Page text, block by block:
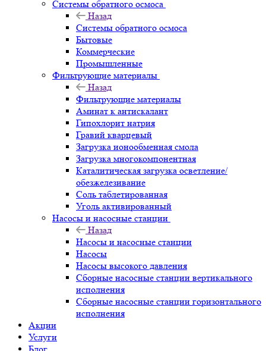
Системы обратного осмоса
Назад
Системы обратного осмоса
Бытовые
Коммерческие
Промышленные
Фильтрующие материалы
Назад
Фильтрующие материалы
Аминат к антискалант
Гипохлорит натрия
Гравий кварцевый
Загрузка ионообменная смола
Загрузка многокомпонентная
Каталитическая загрузка осветление/
обезжелезивание
Соль таблетированная
Уголь активированный
Насосы и насосные станции
Назад
Насосы и насосные станции
Насосы
Насосы высокого давления
Сборные насосные станции вертикального
исполнения
Сборные насосные станции горизонтального
исполнения
Акции
Услуги